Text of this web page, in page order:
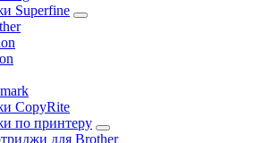
Superfine
CopyRite
по принтеру
для Brother